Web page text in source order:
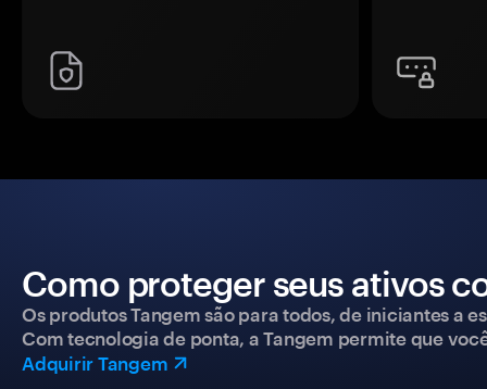
Como proteger seus ativos
Os produtos Tangem são para todos, de iniciantes a
Com tecnologia de ponta, a Tangem permite que
Adquirir Tangem